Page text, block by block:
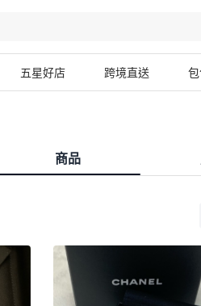
五星好店 跨境直送
商品